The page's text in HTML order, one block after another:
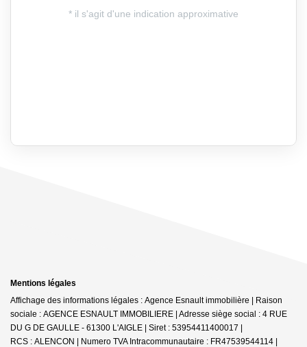
Mentions légales
Affichage des informations légales : Agence Esnault immobilière | Raison
sociale : AGENCE ESNAULT IMMOBILIERE | Adresse siège social : 4 RUE
DU G DE GAULLE - 61300 L'AIGLE | Siret : 53954411400017 |
RCS : ALENCON | Numero TVA Intracommunautaire : FR47539544114 |